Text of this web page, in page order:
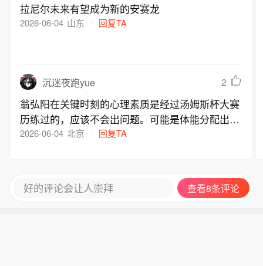
拉尼尔未来有望成为新的安赛龙
2026-06-04 山东 回复TA
沉迷夜跑yue 2
翁弘阳在关键时刻的心理素质是经过汤姆斯杯大赛
历练过的，应该不会出问题。可能是体能分配出现
了偏差
2026-06-04 北京 回复TA
好的评论会让人崇拜 查看8条评论